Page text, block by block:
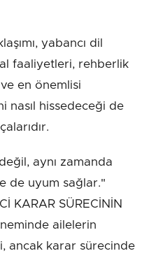
yabancı dil
faaliyetleri, rehberlik
en önemlisi
nasıl hissedeceği de
aynı zamanda
de uyum sağlar."
KARAR SÜRECİNİN
ailelerin
ancak karar sürecinde